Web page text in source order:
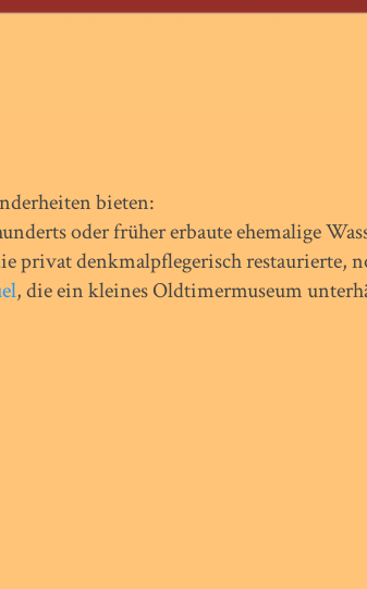
bieten:
oder früher erbaute ehemalige
privat denkmalpflegerisch restaurierte,
, die ein kleines Oldtimermuseum